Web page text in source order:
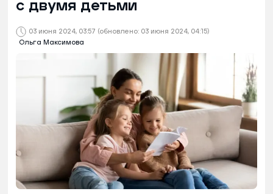
03 июня 2024, 03:57 (обновлено: 03 июня 2024, 04:15)
Ольга Максимова
с двумя детьми